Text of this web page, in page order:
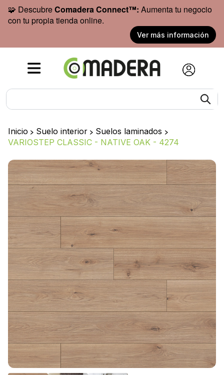
🧩 DescubreComadera Connect™: Aumenta tu negocio
con tu propia tienda online.
Ver más información
Inicio > Suelo interior > Suelos laminados >
VARIOSTEP CLASSIC - NATIVE OAK - 4274